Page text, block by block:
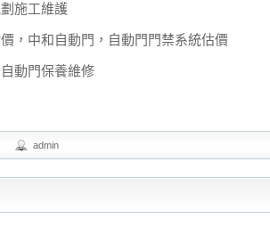
施工維護
，中和自動門，自動門門禁系統估價
動門保養維修
admin